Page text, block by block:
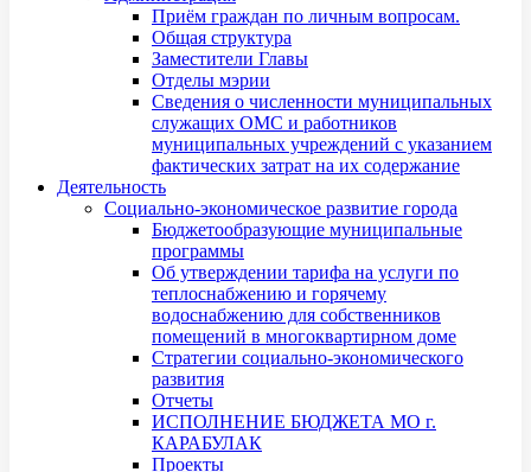
Приём граждан по личным вопросам.
Общая структура
Заместители Главы
Отделы мэрии
Сведения о численности муниципальных
служащих ОМС и работников
муниципальных учреждений с указанием
фактических затрат на их содержание
Деятельность
Социально-экономическое развитие города
Бюджетообразующие муниципальные
программы
Об утверждении тарифа на услуги по
теплоснабжению и горячему
водоснабжению для собственников
помещений в многоквартирном доме
Стратегии социально-экономического
развития
Отчеты
ИСПОЛНЕНИЕ БЮДЖЕТА МО г.
КАРАБУЛАК
Проекты